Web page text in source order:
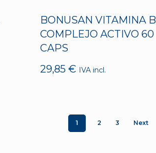
BONUSAN VITAMINA B
COMPLEJO ACTIVO 60
CAPS
29,85 € IVA incl.
1 2 3 Next